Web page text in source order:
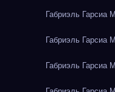
Габриэль Гарсиа
Габриэль Гарсиа
Габриэль Гарсиа